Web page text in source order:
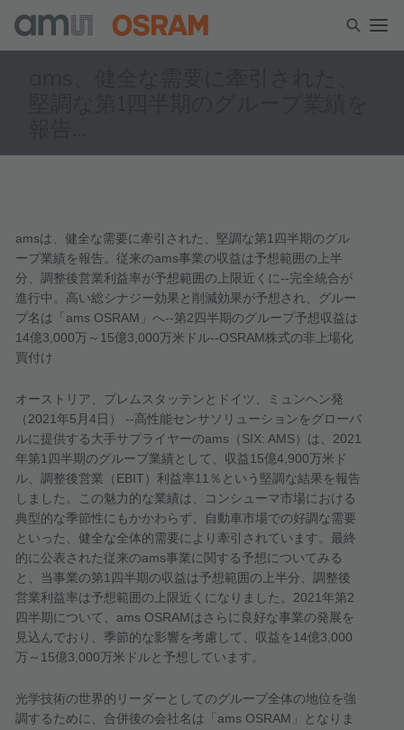
amsは、健全な需要に牽引された、堅調な第1 四半期のグル
ープ業績を報告。従来のams事業の収益は予想範囲の上半
分、調整後営業利益率が予想範囲の上限近くに--完全統合が
進行中。高い総シナジー効果と削減効果が予想され、グルー
プ名は「 ams OSRAM 」へ--第2四半期のグループ予想収益は
14億3,000万～ 15億3,000万米ドル--OSRAM株式の非上場化
買付け
オーストリア、プレムスタッテンとドイツ、ミュンヘン発
（2021年5 月 4 日） --高性能センサソリューションをグローバ
ルに提供する大手サプライヤーのams （SIX: AMS）は、 2021
年第1 四半期のグループ業績として、収益15億4,900万米ド
ル、調整後営業（EBIT）利益率11 ％という堅調な結果を報告
しました。この魅力的な業績は、コンシューマ市場における
典型的な季節性にもかかわらず、自動車市場での好調な需要
といった、健全な全体的需要により牽引されています。最終
的に公表された従来のams事業に関する予想についてみる
と、当事業の第1 四半期の収益は予想範囲の上半分、調整後
営業利益率は予想範囲の上限近くになりました。 2021年第2
四半期について、 ams OSRAMはさらに良好な事業の発展を
見込んでおり、季節的な影響を考慮して、収益を14億3,000
万～ 15億3,000万米ドルと予想しています。
光学技術の世界的リーダーとしてのグループ全体の地位を強
調するために、合併後の会社名は「 ams OSRAM 」となりま